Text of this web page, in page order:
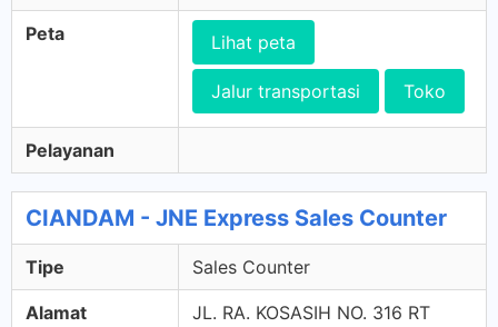
Peta Lihat peta
Jalur transportasi Toko
Pelayanan
CIANDAM - JNE Express Sales Counter
Tipe Sales Counter
Alamat
JL. RA. KOSASIH NO. 316 RT